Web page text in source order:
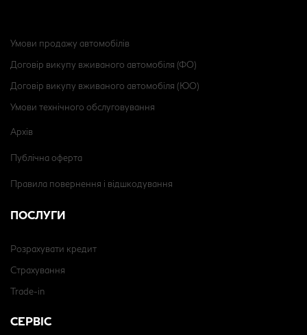
Умови продажу автомобілів
Договір викупу вживаного автомобіля (ФО)
Договір викупу вживаного автомобіля (ЮО)
Умови технічного обслуговування
Архів
Публічна оферта
Правила повернення і відшкодування
ПОСЛУГИ
Розрахувати кредит
Страхування
Trade-in
СЕРВІС